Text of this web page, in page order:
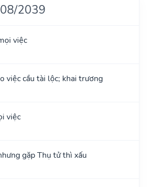
2039
việc
việc cầu tài lộc; khai trương
việc
gặp Thụ tử thì xấu